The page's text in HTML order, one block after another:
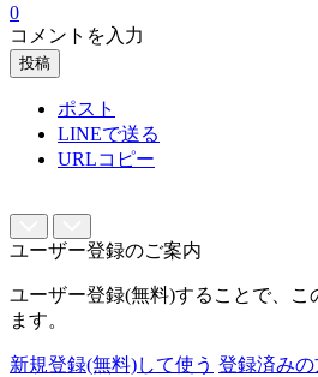
0
コメントを入力
投稿
ポスト
LINEで送る
URLコピー
ユーザー登録のご案内
ユーザー登録(無料)することで、こ
ます。
新規登録(無料)して使う 登録済み